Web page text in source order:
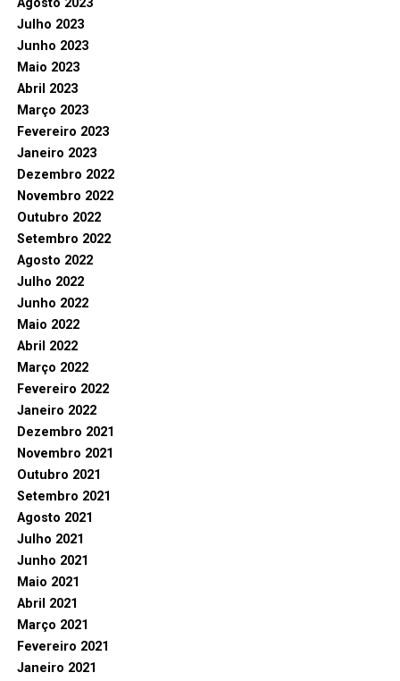
Agosto 2023
Julho 2023
Junho 2023
Maio 2023
Abril 2023
Março 2023
Fevereiro 2023
Janeiro 2023
Dezembro 2022
Novembro 2022
Outubro 2022
Setembro 2022
Agosto 2022
Julho 2022
Junho 2022
Maio 2022
Abril 2022
Março 2022
Fevereiro 2022
Janeiro 2022
Dezembro 2021
Novembro 2021
Outubro 2021
Setembro 2021
Agosto 2021
Julho 2021
Junho 2021
Maio 2021
Abril 2021
Março 2021
Fevereiro 2021
Janeiro 2021